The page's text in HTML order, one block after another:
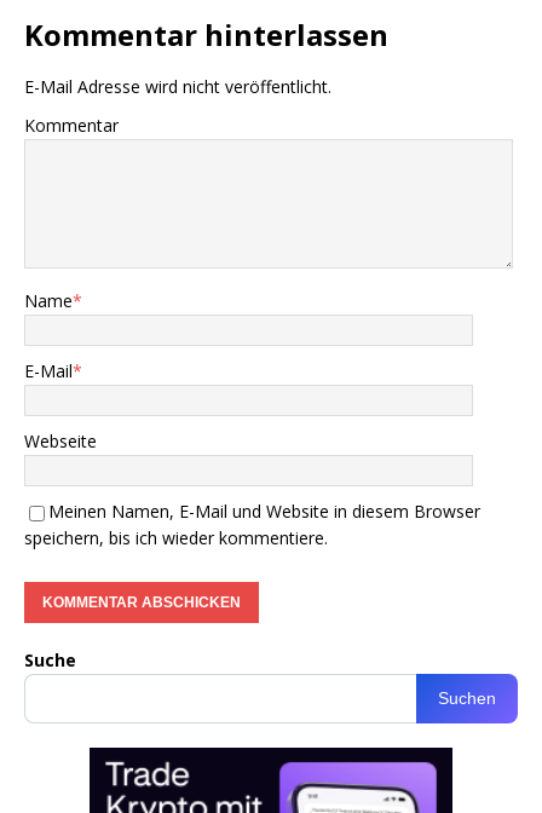
Kommentar hinterlassen
E-Mail Adresse wird nicht veröffentlicht.
Kommentar
Name*
E-Mail*
Webseite
Meinen Namen, E-Mail und Website in diesem Browser
speichern, bis ich wieder kommentiere.
Suche
Suchen